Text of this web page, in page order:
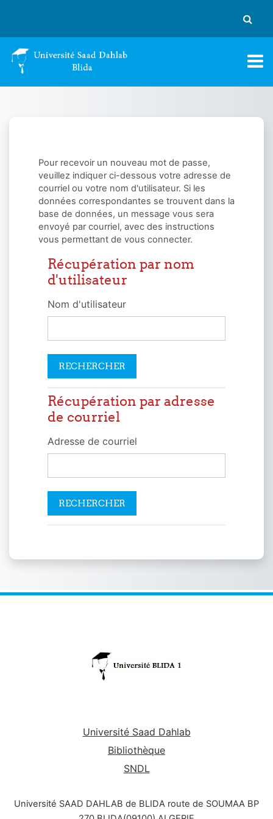
Pour recevoir un nouveau mot de passe,
veuillez indiquer ci-dessous votre adresse de
courriel ou votre nom d'utilisateur. Si les
données correspondantes se trouvent dans la
base de données, un message vous sera
envoyé par courriel, avec des instructions
vous permettant de vous connecter.
Récupération par nom d'utilisateur
Récupération par nom
d'utilisateur
Nom d'utilisateur
Récupération par adresse de courriel
Récupération par adresse
de courriel
Adresse de courriel
Université Saad Dahlab
Bibliothèque
SNDL
Université SAAD DAHLAB de BLIDA route de SOUMAA BP